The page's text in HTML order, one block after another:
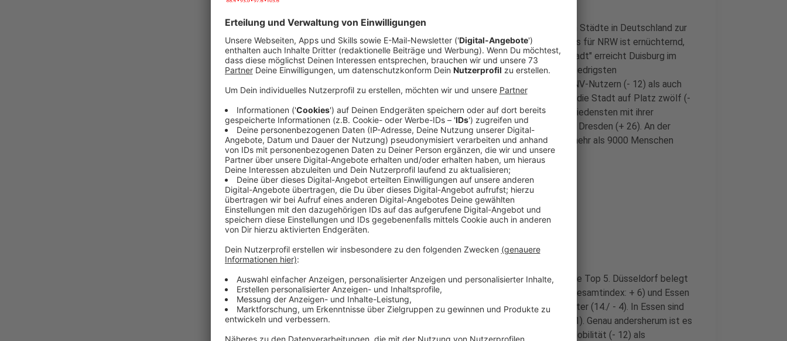
Der ADAC hat Einwohner und Einpendler/Besucher der 15 größten Städte in Deutschland zur
Zufriedenheit mit der persönlichen Mobilität befragt. Das Ergebnis für NRW ist ernüchternd,
zieht der Automobilclub Bilanz.. Im ADAC Monitor "Mobil in der Stadt" erreicht Duisburg im
Vergleich mit einem Gesamtindex von - 8 den letzten Platz. Die niedrigsten
Zufriedenheitswerte aller Städte erhält Duisburg sowohl von ÖPNV-Nutzern (- 12) als auch
Radfahrern (- 11) und Fußgängern (+ 10). Bei Autofahrern landete die Stadt auf Platz zwölf (-
19). Hier ist die Unzufriedenheit in Köln am größten (- 23). Am zufriedensten mit ihrer
persönlichen Mobilität sind Einwohner und Einpendler/Besucher in Dresden (+ 26). An der
repräsentativen Online-Befragung des ADAC haben bundesweit mehr als 9000 Menschen
teilgenommen.
Anzeige
Keine NRW-Stadt unter den Top 5
Von den fünf NRW-Städten schaffte es keine Metropole unter die Top 5. Düsseldorf belegt
als Achter einen Platz im Mittelfeld (+ 7). Dortmund (11. Platz/ Gesamtindex: + 6) und Essen
(12./ + 5) landeten ebenso im unteren Drittel wie Köln als Vorletzter (14./ - 4). In Essen sind
Einpendler/Besucher deutlich zufriedener (+ 11) als Einwohner (- 1). Genau andersherum ist es
in Duisburg. Hier sind die Einwohner noch unzufriedener mit ihrer Mobilität (- 12) als